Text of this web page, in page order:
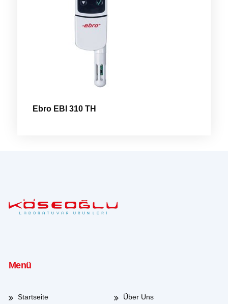
Ebro EBI 310 TH
Menü
Startseite Über Uns